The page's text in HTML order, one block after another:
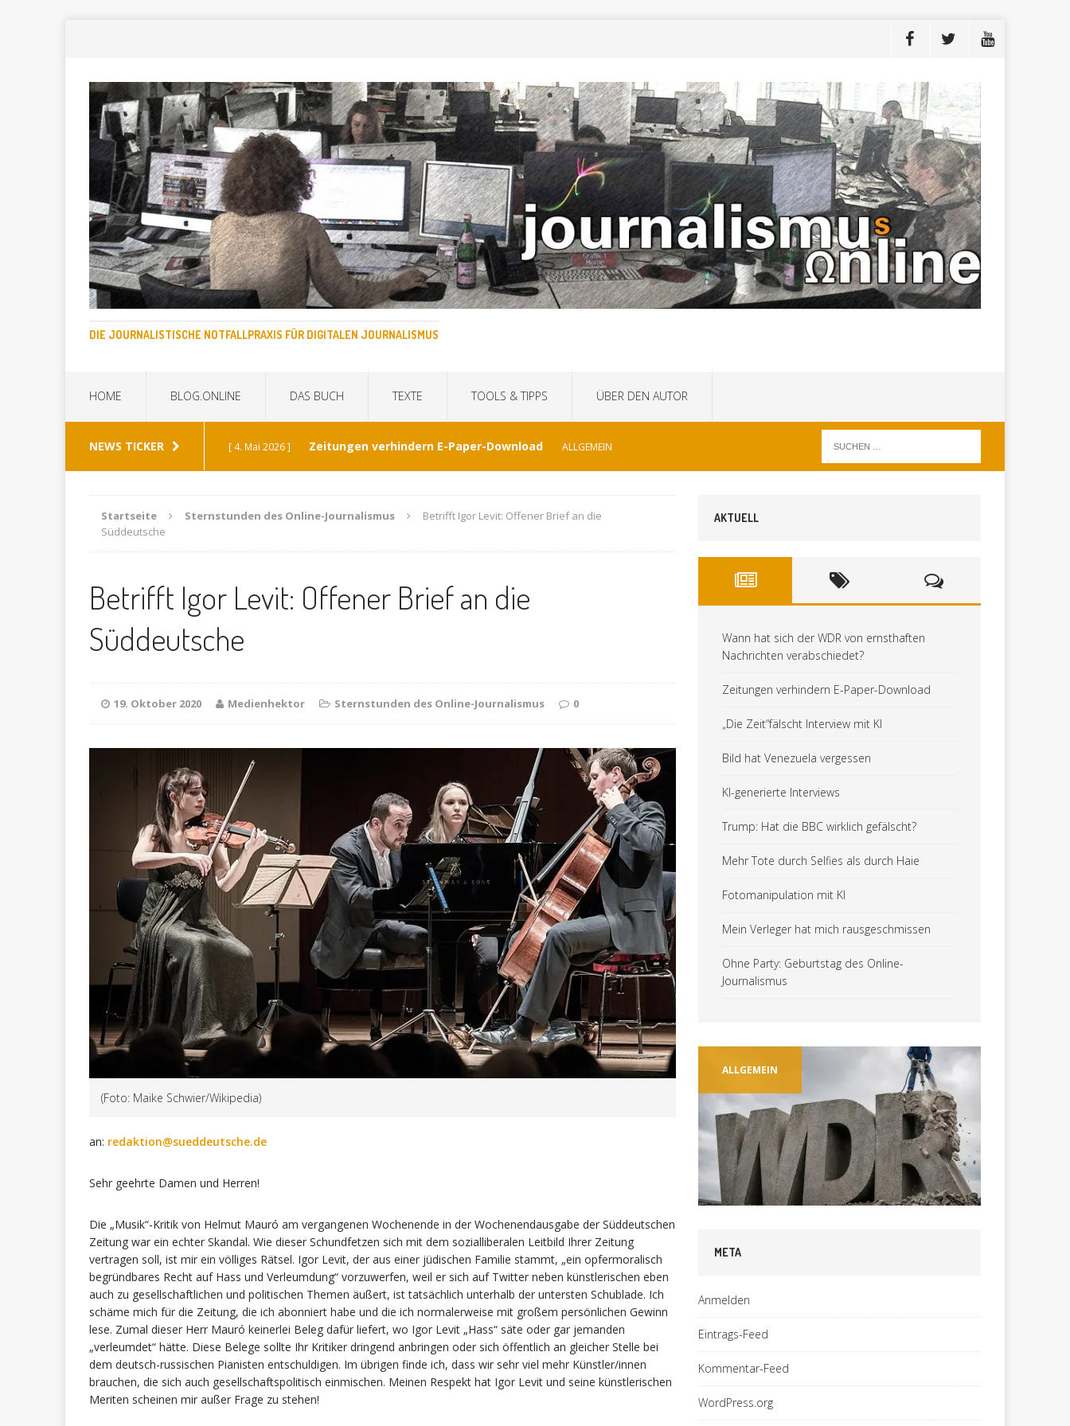
DIE JOURNALISTISCHE NOTFALLPRAXIS FÜR DIGITALEN JOURNALISMUS
HOME BLOG.ONLINE DAS BUCH TEXTE TOOLS & TIPPS ÜBER DEN AUTOR
NEWS TICKER [ 4. Mai 2026 ] Zeitungen verhindern E-Paper-Download ALLGEMEIN
[ 8. Januar 2026 ] „Die Zeit“fälscht Interview mit KI TECHNIK
[ 19. Dezember 2025 ] KI-generierte Interviews ALLGEMEIN
[ 30. Mai 2026 ]
Startseite Sternstunden des Online-Journalismus
Betrifft Igor Levit: Offener Brief an die
Süddeutsche
Betrifft Igor Levit: Offener Brief an die
Süddeutsche
19. Oktober 2020 Medienhektor Sternstunden des Online-Journalismus 0
(Foto: Maike Schwier/Wikipedia)
an: redaktion@sueddeutsche.de
Sehr geehrte Damen und Herren!
Die „Musik“-Kritik von Helmut Mauró am vergangenen Wochenende in der Wochenendausgabe der Süddeutschen
Zeitung war ein echter Skandal. Wie dieser Schundfetzen sich mit dem sozialliberalen Leitbild Ihrer Zeitung
vertragen soll, ist mir ein völliges Rätsel. Igor Levit, der aus einer jüdischen Familie stammt, „ein opfermoralisch
begründbares Recht auf Hass und Verleumdung“ vorzuwerfen, weil er sich auf Twitter neben künstlerischen eben
auch zu gesellschaftlichen und politischen Themen äußert, ist tatsächlich unterhalb der untersten Schublade. Ich
schäme mich für die Zeitung, die ich abonniert habe und die ich normalerweise mit großem persönlichen Gewinn
lese. Zumal dieser Herr Mauró keinerlei Beleg dafür liefert, wo Igor Levit „Hass“ säte oder gar jemanden
„verleumdet“ hätte. Diese Belege sollte Ihr Kritiker dringend anbringen oder sich öffentlich an gleicher Stelle bei
dem deutsch-russischen Pianisten entschuldigen. Im übrigen finde ich, dass wir sehr viel mehr Künstler/innen
brauchen, die sich auch gesellschaftspolitisch einmischen. Meinen Respekt hat Igor Levit und seine künstlerischen
Meriten scheinen mir außer Frage zu stehen!
AKTUELL
Wann hat sich der WDR von ernsthaften
Nachrichten verabschiedet?
Zeitungen verhindern E-Paper-Download
„Die Zeit“fälscht Interview mit KI
Bild hat Venezuela vergessen
KI-generierte Interviews
Trump: Hat die BBC wirklich gefälscht?
Mehr Tote durch Selfies als durch Haie
Fotomanipulation mit KI
Mein Verleger hat mich rausgeschmissen
Ohne Party: Geburtstag des Online-
Journalismus
ALLGEMEIN ALLGEMEIN
META
Anmelden
Eintrags-Feed
Kommentar-Feed
WordPress.org